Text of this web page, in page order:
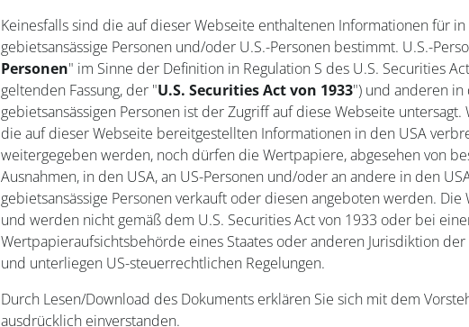
Keinesfalls sind die auf dieser Webseite enthaltenen Informationen für in
gebietsansässige Personen und/oder U.S.-Personen bestimmt. U.S.-
Personen" im Sinne der Definition in Regulation S des U.S. Securities
geltenden Fassung, der "U.S. Securities Act von 1933") und anderen in
gebietsansässigen Personen ist der Zugriff auf diese Webseite
die auf dieser Webseite bereitgestellten Informationen in den USA
weitergegeben werden, noch dürfen die Wertpapiere, abgesehen von
Ausnahmen, in den USA, an US-Personen und/oder an andere in den
gebietsansässige Personen verkauft oder diesen angeboten werden.
und werden nicht gemäß dem U.S. Securities Act von 1933 oder bei
Wertpapieraufsichtsbehörde eines Staates oder anderen Jurisdiktion
und unterliegen US-steuerrechtlichen Regelungen.
Durch Lesen/Download des Dokuments erklären Sie sich mit dem
ausdrücklich einverstanden.